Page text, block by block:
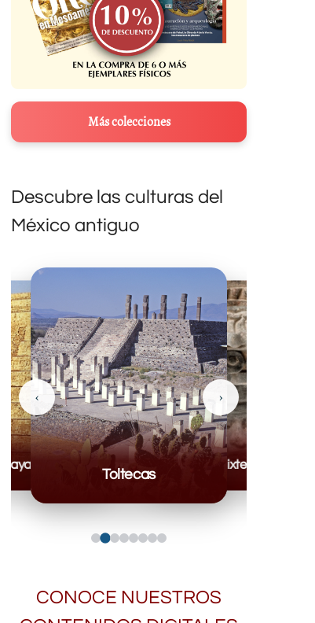
Más colecciones
Descubre las culturas del
México antiguo
Mayas
Toltecas
Mixteca
‹ ›
CONOCE NUESTROS